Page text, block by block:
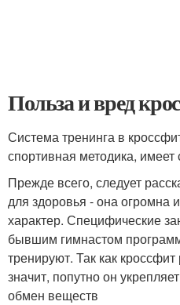
Польза и вред
Система тренинга в
спортивная методика,
Прежде всего, следует
для здоровья - она огромна
характер. Специфические
бывшим гимнастом
тренируют. Так как
значит, попутно он
обмен веществ